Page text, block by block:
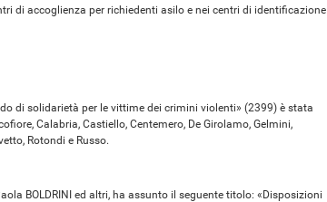
di accoglienza per richiedenti asilo e nei centri di identificazione
di solidarietà per le vittime dei crimini violenti» (2399) è stata
Calabria, Castiello, Centemero, De Girolamo, Gelmini,
Rotondi e Russo.
BOLDRINI ed altri, ha assunto il seguente titolo: «Disposizioni